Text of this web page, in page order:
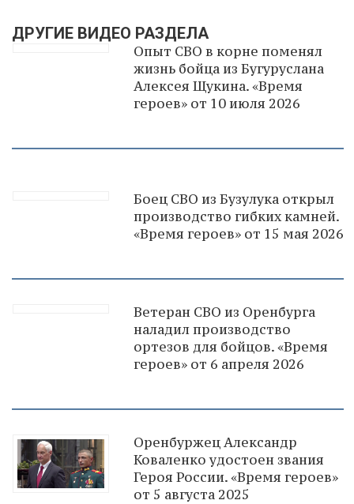
ДРУГИЕ ВИДЕО РАЗДЕЛА
Опыт СВО в корне поменял
жизнь бойца из Бугуруслана
Алексея Щукина. «Время
героев» от 10 июля 2026
Боец СВО из Бузулука открыл
производство гибких камней.
«Время героев» от 15 мая 2026
Ветеран СВО из Оренбурга
наладил производство
ортезов для бойцов. «Время
героев» от 6 апреля 2026
Оренбуржец Александр
Коваленко удостоен звания
Героя России. «Время героев»
от 5 августа 2025